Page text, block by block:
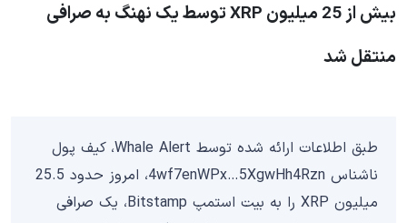
بیش از 25 میلیون XRP توسط یک نهنگ به صرافی
منتقل شد
طبق اطلاعات ارائه شده توسط Whale Alert، کیف پول
ناشناس 4wf7enWPx…5XgwHh4Rzn، امروز حدود 25.5
میلیون XRP را به بیت استمپ Bitstamp، یک صرافی